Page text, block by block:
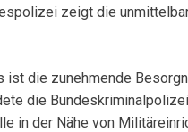
zeigt die
ist die zunehmende
die
in der Nähe von